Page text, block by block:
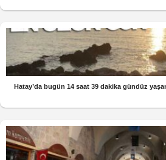
Hatay’da bugün 14 saat 39 dakika gündüz